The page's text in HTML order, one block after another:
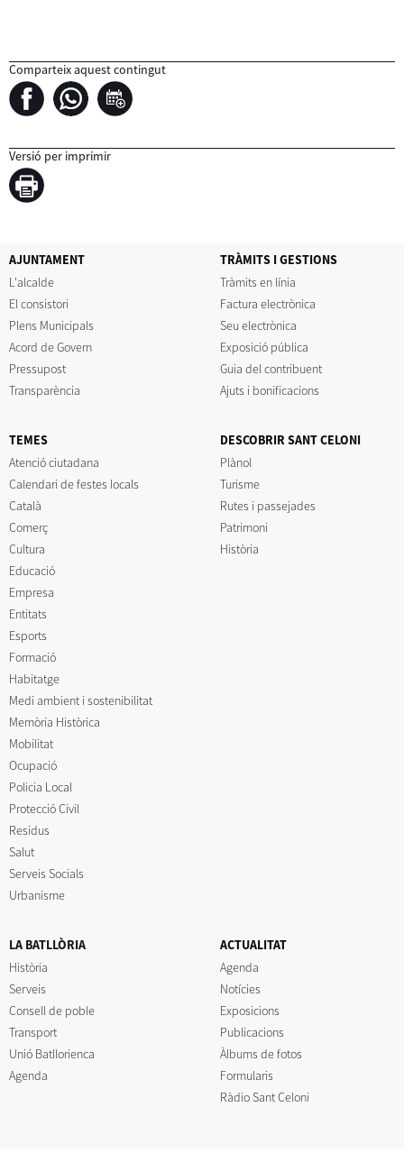
Comparteix aquest contingut
Versió per imprimir
AJUNTAMENT
L'alcalde
El consistori
Plens Municipals
Acord de Govern
Pressupost
Transparència
TRÀMITS I GESTIONS
Tràmits en línia
Factura electrònica
Seu electrònica
Exposició pública
Guia del contribuent
Ajuts i bonificacions
TEMES
Atenció ciutadana
Calendari de festes locals
Català
Comerç
Cultura
Educació
Empresa
Entitats
Esports
Formació
Habitatge
Medi ambient i sostenibilitat
Memòria Històrica
Mobilitat
Ocupació
Policia Local
Protecció Civil
Residus
Salut
Serveis Socials
Urbanisme
DESCOBRIR SANT CELONI
Plànol
Turisme
Rutes i passejades
Patrimoni
Història
LA BATLLÒRIA
Història
Serveis
Consell de poble
Transport
Unió Batllorienca
Agenda
ACTUALITAT
Agenda
Notícies
Exposicions
Publicacions
Àlbums de fotos
Formularis
Ràdio Sant Celoni